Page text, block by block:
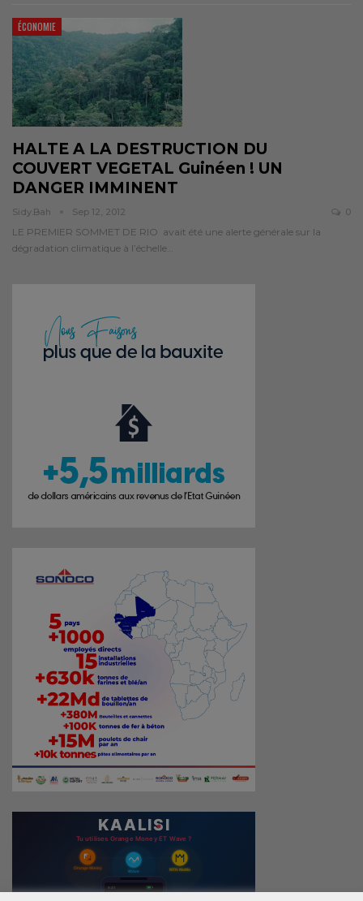
ÉCONOMIE
HALTE A LA DESTRUCTION DU
COUVERT VEGETAL Guinéen ! UN
DANGER IMMINENT
Sidy.bah Sep 12, 2012 0
LE PREMIER SOMMET DE RIO avait été une alerte générale sur la
dégradation climatique à l’échelle…